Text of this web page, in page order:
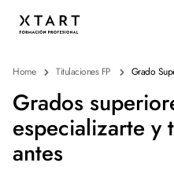
Home Titulaciones FP Grado
Grados
especializarte y
antes